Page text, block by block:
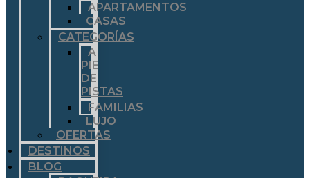
APARTAMENTOS
CASAS
CATEGORÍAS
A
PIE
DE
PISTAS
FAMILIAS
LUJO
OFERTAS
DESTINOS
BLOG